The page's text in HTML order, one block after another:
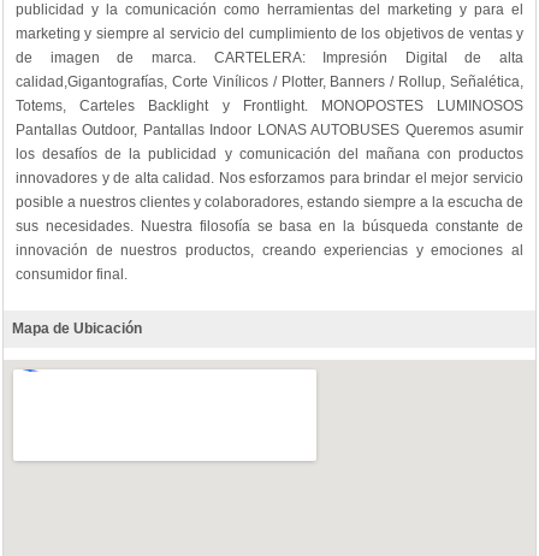
publicidad y la comunicación como herramientas del marketing y para el
marketing y siempre al servicio del cumplimiento de los objetivos de ventas y
de imagen de marca. CARTELERA: Impresión Digital de alta
calidad,Gigantografías, Corte Vinílicos / Plotter, Banners / Rollup, Señalética,
Totems, Carteles Backlight y Frontlight. MONOPOSTES LUMINOSOS
Pantallas Outdoor, Pantallas Indoor LONAS AUTOBUSES Queremos asumir
los desafíos de la publicidad y comunicación del mañana con productos
innovadores y de alta calidad. Nos esforzamos para brindar el mejor servicio
posible a nuestros clientes y colaboradores, estando siempre a la escucha de
sus necesidades. Nuestra filosofía se basa en la búsqueda constante de
innovación de nuestros productos, creando experiencias y emociones al
consumidor final.
Mapa de Ubicación